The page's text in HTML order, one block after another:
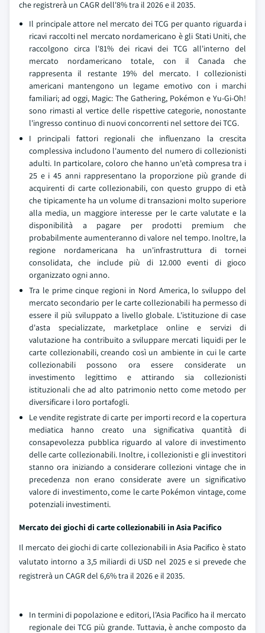
che registrerà un CAGR dell'8% tra il 2026 e il 2035.
Il principale attore nel mercato dei TCG per quanto riguarda i
ricavi raccolti nel mercato nordamericano è gli Stati Uniti, che
raccolgono circa l'81% dei ricavi dei TCG all'interno del
mercato nordamericano totale, con il Canada che
rappresenta il restante 19% del mercato. I collezionisti
americani mantengono un legame emotivo con i marchi
familiari; ad oggi, Magic: The Gathering, Pokémon e Yu-Gi-Oh!
sono rimasti al vertice delle rispettive categorie, nonostante
l'ingresso continuo di nuovi concorrenti nel settore dei TCG.
I principali fattori regionali che influenzano la crescita
complessiva includono l'aumento del numero di collezionisti
adulti. In particolare, coloro che hanno un'età compresa tra i
25 e i 45 anni rappresentano la proporzione più grande di
acquirenti di carte collezionabili, con questo gruppo di età
che tipicamente ha un volume di transazioni molto superiore
alla media, un maggiore interesse per le carte valutate e la
disponibilità a pagare per prodotti premium che
probabilmente aumenteranno di valore nel tempo. Inoltre, la
regione nordamericana ha un'infrastruttura di tornei
consolidata, che include più di 12.000 eventi di gioco
organizzato ogni anno.
Tra le prime cinque regioni in Nord America, lo sviluppo del
mercato secondario per le carte collezionabili ha permesso di
essere il più sviluppato a livello globale. L'istituzione di case
d'asta specializzate, marketplace online e servizi di
valutazione ha contribuito a sviluppare mercati liquidi per le
carte collezionabili, creando così un ambiente in cui le carte
collezionabili possono ora essere considerate un
investimento legittimo e attirando sia collezionisti
istituzionali che ad alto patrimonio netto come metodo per
diversificare i loro portafogli.
Le vendite registrate di carte per importi record e la copertura
mediatica hanno creato una significativa quantità di
consapevolezza pubblica riguardo al valore di investimento
delle carte collezionabili. Inoltre, i collezionisti e gli investitori
stanno ora iniziando a considerare collezioni vintage che in
precedenza non erano considerate avere un significativo
valore di investimento, come le carte Pokémon vintage, come
potenziali investimenti.
Mercato dei giochi di carte collezionabili in Asia Pacifico
Il mercato dei giochi di carte collezionabili in Asia Pacifico è stato
valutato intorno a 3,5 miliardi di USD nel 2025 e si prevede che
registrerà un CAGR del 6,6% tra il 2026 e il 2035.
In termini di popolazione e editori, l'Asia Pacifico ha il mercato
regionale dei TCG più grande. Tuttavia, è anche composto da